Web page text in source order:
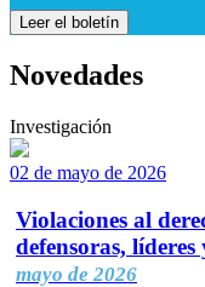
Leer el boletín
Novedades
Investigación
02 de mayo de 2026
Violaciones al
defensoras, líderes
mayo de 2026